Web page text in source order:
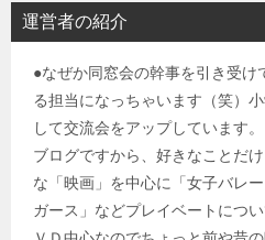
運営者の紹介
●なぜか同窓会の幹事を引き受け
る担当になっちゃいます（笑）
して交流会をアップしています
ブログですから、好きなことだ
な「映画」を中心に「女子バレ
ガース」などプレイベートにつ